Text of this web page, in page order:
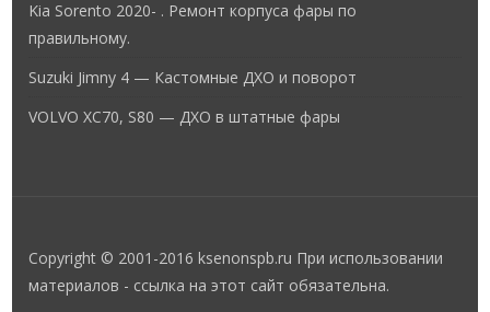
Kia Sorento 2020- . Ремонт корпуса фары по
правильному.
Suzuki Jimny 4 — Кастомные ДХО и поворот
VOLVO XC70, S80 — ДХО в штатные фары
Copyright © 2001-2016 ksenonspb.ru При использовании
материалов - ссылка на этот сайт обязательна.